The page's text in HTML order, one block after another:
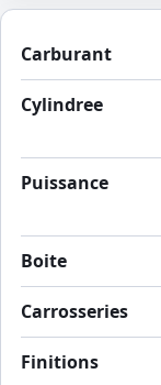
Carburant
Cylindree
Puissance
Boite
Carrosseries
Finitions